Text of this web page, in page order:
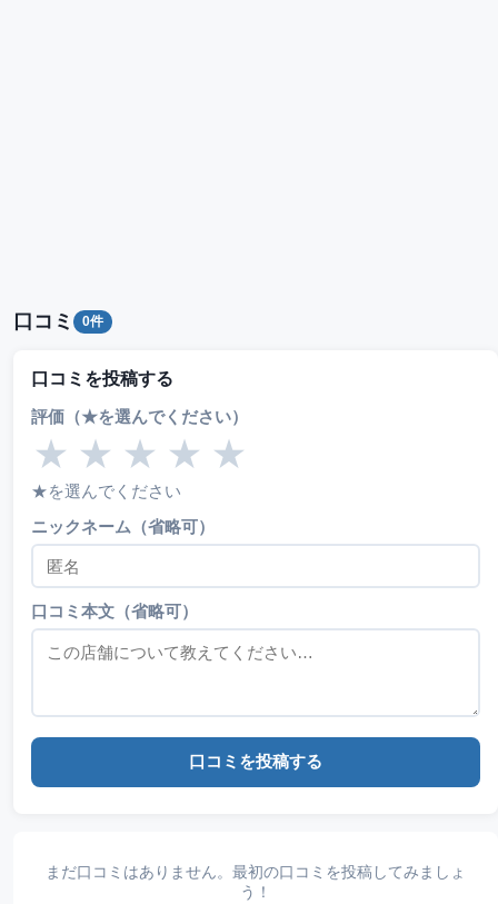
口コミ 0件
口コミを投稿する
評価（★を選んでください）
★ ★ ★ ★ ★
★を選んでください
ニックネーム（省略可）
口コミ本文（省略可）
口コミを投稿する
まだ口コミはありません。最初の口コミを投稿してみましょ
う！